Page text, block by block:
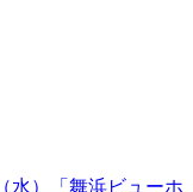
水）「舞浜ビューホ